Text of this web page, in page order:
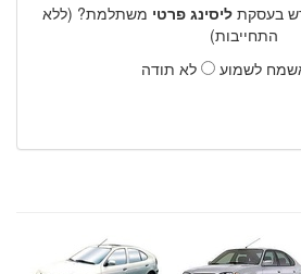
בעסקת ליסינג פרטי משתלמת? (ללא
התחייבות)
לשמוע
לא תודה